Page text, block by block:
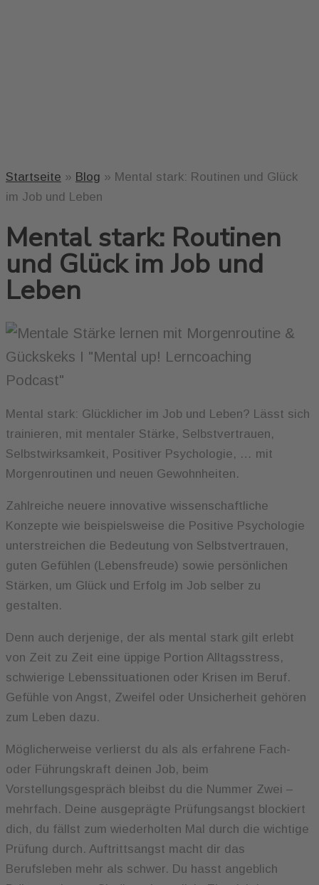
Startseite » Blog » Mental stark: Routinen und Glück
im Job und Leben
Mental stark: Routinen
und Glück im Job und
Leben
Mental stark: Glücklicher im Job und Leben? Lässt sich
trainieren, mit mentaler Stärke, Selbstvertrauen,
Selbstwirksamkeit, Positiver Psychologie, … mit
Morgenroutinen und neuen Gewohnheiten.
Zahlreiche neuere innovative wissenschaftliche
Konzepte wie beispielsweise die Positive Psychologie
unterstreichen die Bedeutung von Selbstvertrauen,
guten Gefühlen (Lebensfreude) sowie persönlichen
Stärken, um Glück und Erfolg im Job selber zu
gestalten.
Denn auch derjenige, der als mental stark gilt erlebt
von Zeit zu Zeit eine üppige Portion Alltagsstress,
schwierige Lebenssituationen oder Krisen im Beruf.
Gefühle von Angst, Zweifel oder Unsicherheit gehören
zum Leben dazu.
Möglicherweise verlierst du als als erfahrene Fach-
oder Führungskraft deinen Job, beim
Vorstellungsgespräch bleibst du die Nummer Zwei –
mehrfach. Deine ausgeprägte Prüfungsangst blockiert
dich, du fällst zum wiederholten Mal durch die wichtige
Prüfung durch. Auftrittsangst macht dir das
Berufsleben mehr als schwer. Du hasst angeblich